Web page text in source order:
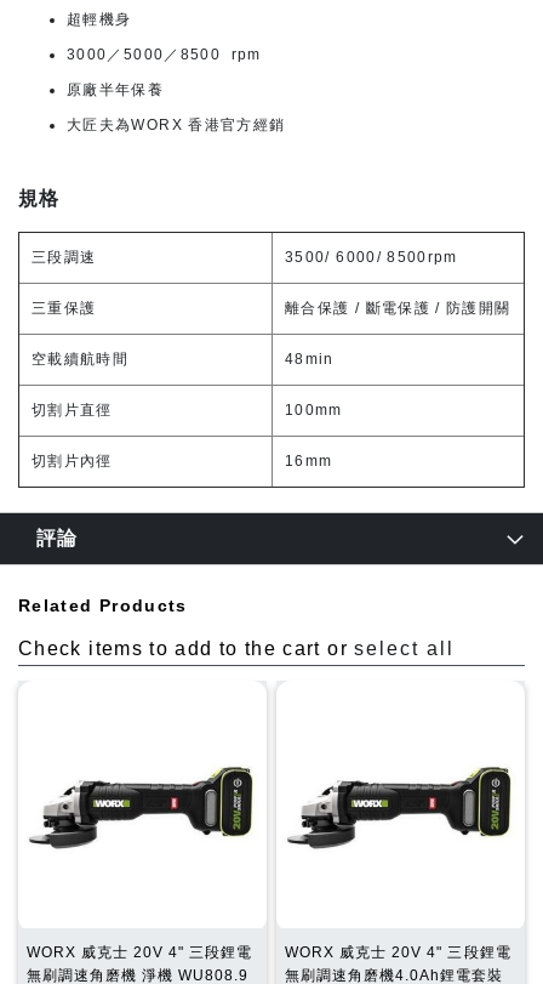
超輕機身
3000／5000／8500 rpm
原廠半年保養
大匠夫為WORX 香港官方經銷
規格
三段調速 3500/ 6000/ 8500rpm
三重保護 離合保護 / 斷電保護 / 防護開關
空載續航時間 48min
切割片直徑 100mm
切割片內徑 16mm
評論
Related Products
Check items to add to the cart orselect all
WORX 威克士 20V 4" 三段鋰電
無刷調速角磨機 淨機 WU808.9
WORX 威克士 20V 4" 三段鋰電
無刷調速角磨機4.0Ah鋰電套裝